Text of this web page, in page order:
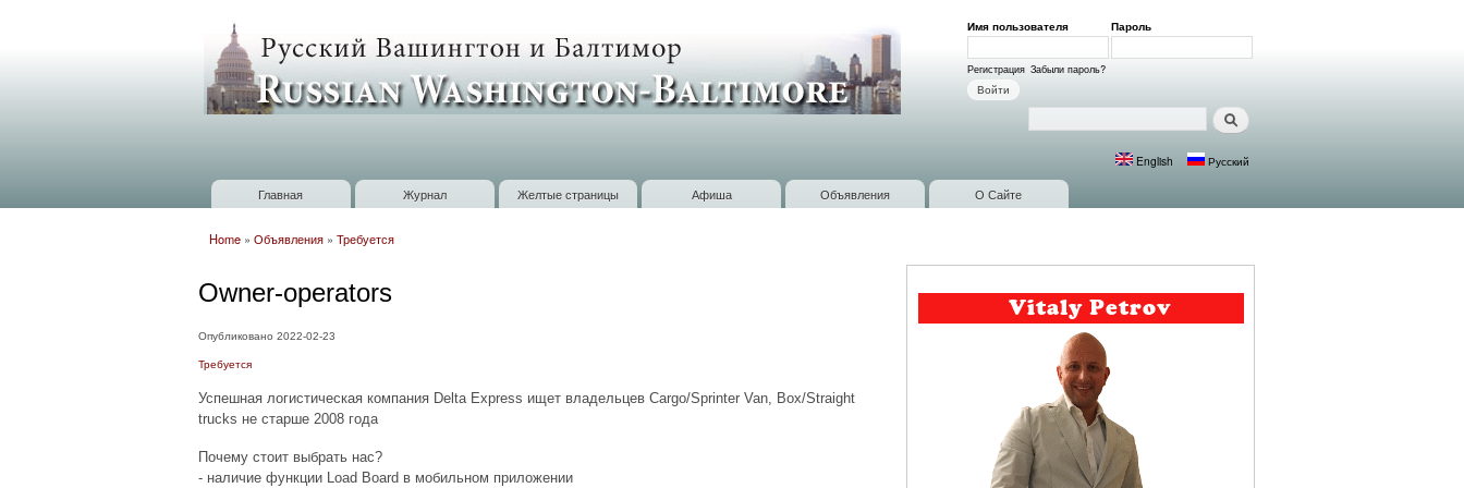
содержанию
Russian
Washington
Baltimore
Вход на сайт
Имя пользователя Пароль
Регистрация Забыли пароль?
Поиск
English Русский
Главное меню
Главная Журнал Желтые страницы Афиша Объявления О Сайте
Home » Объявления » Требуется
Owner-operators
Опубликовано 2022-02-23
Требуется
Успешная логистическая компания Delta Express ищет владельцев Cargo/Sprinter Van, Box/Straight
trucks не старше 2008 года
Почему стоит выбрать нас?
- наличие функции Load Board в мобильном приложении